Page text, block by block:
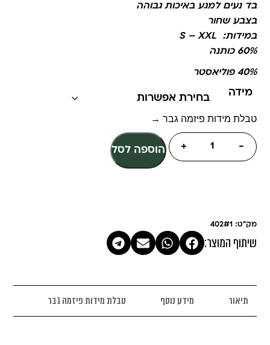
בד נעים למגע באיכות גבוהה
בצבע שחור
במידות: S – XXL
60% כותנה
40% פוליאסטר
מידה
טבלת מידות פיזמה גבר →
-
+ הוספה לסל
מק"ט: 402#1
שיתוף המוצר:
תיאור מידע נוסף טבלת מידות פיזמה גבר